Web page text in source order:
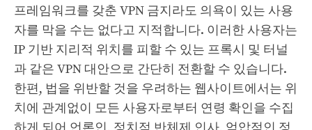
프레임워크를 갖춘 VPN 금지라도 의욕이 있는 사용
자를 막을 수는 없다고 지적합니다. 이러한 사용자는
IP 기반 지리적 위치를 피할 수 있는 프록시 및 터널
과 같은 VPN 대안으로 간단히 전환할 수 있습니다.
한편, 법을 위반할 것을 우려하는 웹사이트에서는 위
치에 관계없이 모든 사용자로부터 연령 확인을 수집